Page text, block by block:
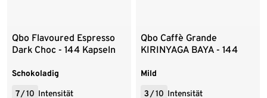
Qbo Flavoured Espresso
Dark Choc - 144 Kapseln
Schokoladig
7/10 Intensität
Qbo Caffè Grande
KIRINYAGA BAYA - 144
Mild
3 /10 Intensität